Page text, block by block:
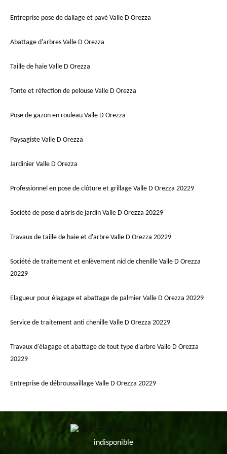
Entreprise pose de dallage et pavé Valle D Orezza
Abattage d'arbres Valle D Orezza
Taille de haie Valle D Orezza
Tonte et réfection de pelouse Valle D Orezza
Pose de gazon en rouleau Valle D Orezza
Paysagiste Valle D Orezza
Jardinier Valle D Orezza
Professionnel en pose de clôture et grillage Valle D Orezza 20229
Société de pose d'abris de jardin Valle D Orezza 20229
Travaux de taille de haie et d'arbre Valle D Orezza 20229
Société de traitement et enlèvement nid de chenille Valle D Orezza
20229
Elagueur pour élagage et abattage de palmier Valle D Orezza 20229
Service de traitement anti chenille Valle D Orezza 20229
Travaux d'élagage et abattage de tout type d'arbre Valle D Orezza
20229
Entreprise de débroussaillage Valle D Orezza 20229
indisponible